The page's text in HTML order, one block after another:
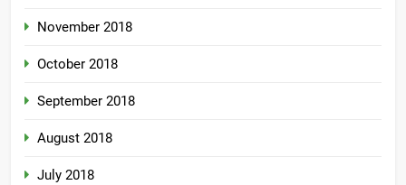
November 2018
October 2018
September 2018
August 2018
July 2018